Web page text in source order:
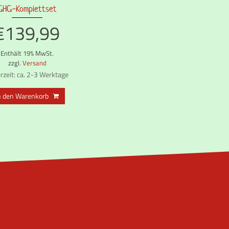
Komplettset
139,99
Enthält 19% MwSt.
zzgl. Versand
ca. 2-3 Werktage
den Warenkorb